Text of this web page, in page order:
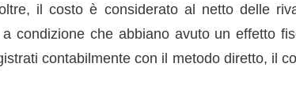
il costo è considerato al netto delle
condizione che abbiano avuto un effetto
contabilmente con il metodo diretto, il